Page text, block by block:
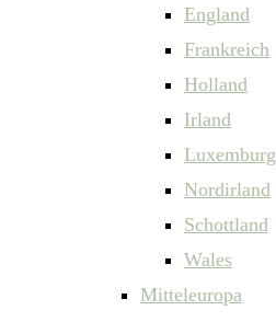
England
Frankreich
Holland
Irland
Luxemburg
Nordirland
Schottland
Wales
Mitteleuropa